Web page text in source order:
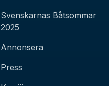
Svenskarnas Båtsommar
2025
Annonsera
Press